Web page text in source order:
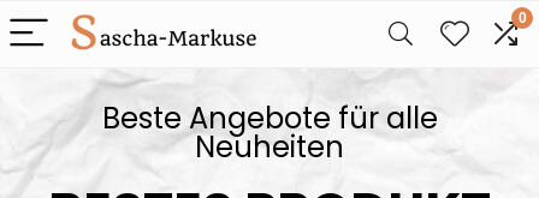
0
Beste Angebote für alle
Neuheiten